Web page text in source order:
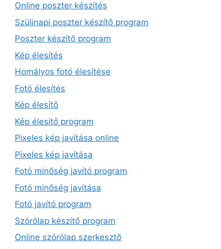
Online poszter készítés
Szülinapi poszter készítő program
Poszter készítő program
Kép élesítés
Homályos fotó élesítése
Fotó élesítés
Kép élesítő
Kép élesítő program
Pixeles kép javítása online
Pixeles kép javítása
Fotó minőség javító program
Fotó minőség javítása
Fotó javító program
Szórólap készítő program
Online szórólap szerkesztő